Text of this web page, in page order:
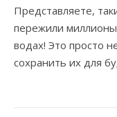
Представляете,
пережили
водах! Это просто
сохранить их для